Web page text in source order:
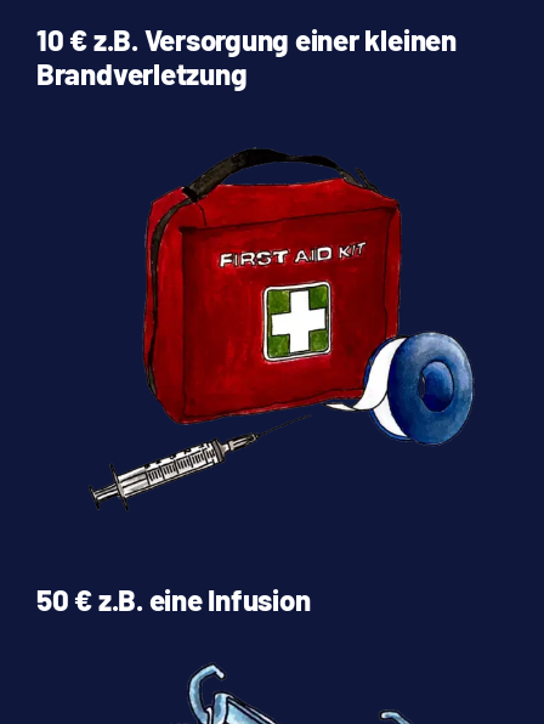
10 € z.B. Versorgung einer kleinen
Brandverletzung
50 € z.B. eine Infusion